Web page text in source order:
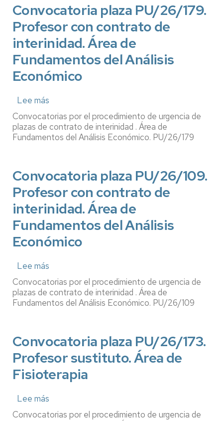
contrato
de
interinidad.
Área
Didáctica
de
y
la
Literatura
Convocatoria plaza PU/26/179.
Profesor con contrato de
interinidad. Área de
Fundamentos del Análisis
Económico
Lee más
Convocatoria
plaza
PU/26/179.
contrato
de
interinidad.
Área
Fundamentos
del
Convocatorias por el procedimiento de urgencia de
plazas de contrato de interinidad . Área de
Fundamentos del Análisis Económico. PU/26/179
Convocatoria plaza PU/26/109.
Profesor con contrato de
interinidad. Área de
Fundamentos del Análisis
Económico
Lee más
Convocatoria
plaza
PU/26/109.
contrato
de
interinidad.
Área
del
Convocatorias por el procedimiento de urgencia de
plazas de contrato de interinidad . Área de
Fundamentos del Análisis Económico. PU/26/109
Convocatoria plaza PU/26/173.
Profesor sustituto. Área de
Fisioterapia
Lee más
Convocatoria
Convocatorias por el procedimiento de urgencia de